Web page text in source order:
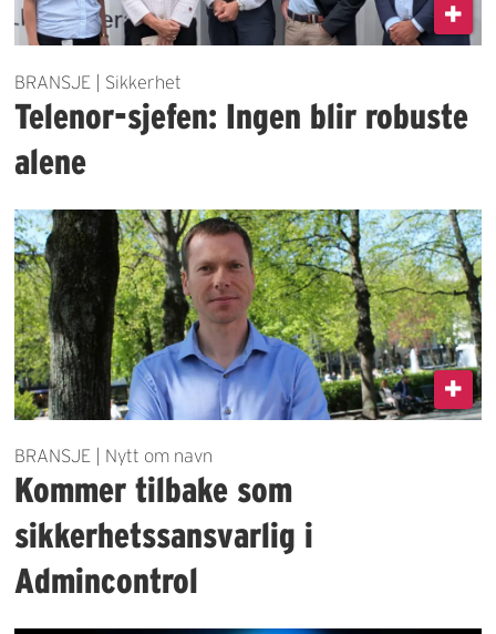
BRANSJE | Sikkerhet
Telenor-sjefen: Ingen blir robuste
alene
BRANSJE | Nytt om navn
Kommer tilbake som
sikkerhetssansvarlig i
Admincontrol